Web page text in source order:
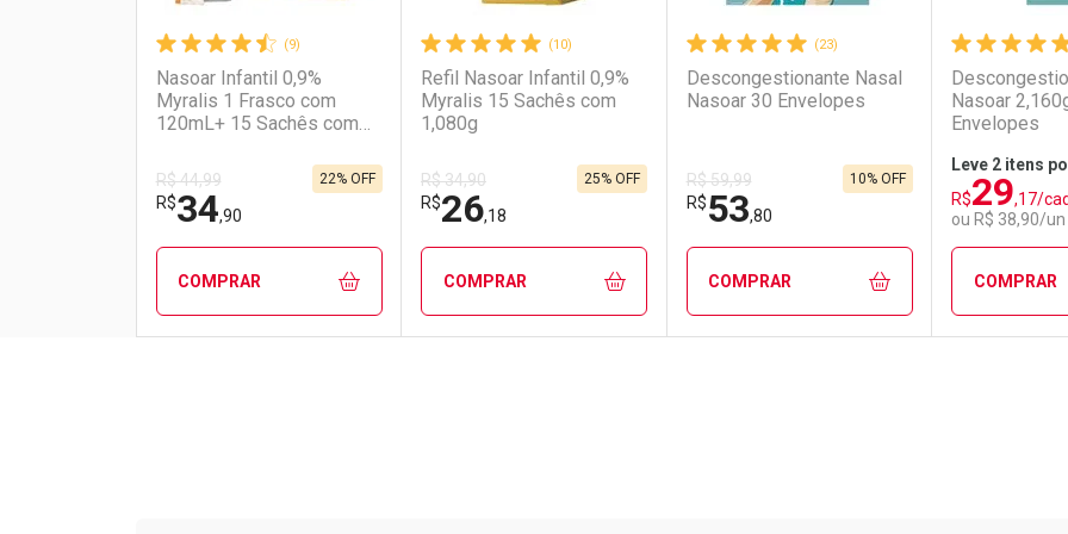
(9)
Nasoar Infantil 0,9%
Myralis 1 Frasco com
120mL+ 15 Sachês com
R$ 44,99
R$34,90
22% OFF
COMPRAR
(10)
Refil Nasoar Infantil 0,9%
Myralis 15 Sachês com
1,080g
R$ 34,90
R$26,18
25% OFF
COMPRAR
(23)
Descongestionante Nasal
Nasoar 30 Envelopes
R$ 59,99
R$53,80
10% OFF
COMPRAR
Nasoar
Envelopes
Leve 2 itens
R$29,17/
ou R$ 38,90/un
COMPRAR